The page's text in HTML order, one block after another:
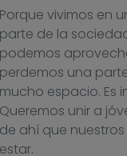
Porque vivimos en
parte de la
podemos
perdemos una
mucho espacio. Es
Queremos unir a
de ahí que
estar.